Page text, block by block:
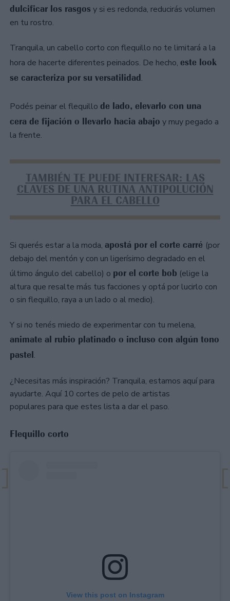
dulcificar los rasgos y si es redonda, reducirás volumen
en tu rostro.
Tranquila, un cabello corto con flequillo no te limitará a la
hora de hacerte diferentes peinados. De hecho, este look
se caracteriza por su versatilidad.
Podés peinar el flequillo de lado, elevarlo con una
cera de fijación o llevarlo hacia abajo y muy pegado a
la frente.
TAMBIÉN TE PUEDE INTERESAR: LAS
CLAVES DE UNA RUTINA ANTIPOLUCIÓN
PARA EL CABELLO
Si querés estar a la moda, apostá por el corte carré (por
debajo del mentón y con un ligerísimo degradado en el
último ángulo del cabello) o por el corte bob (elige la
altura que resalte más tus facciones y optá por lucirlo con
o sin flequillo, raya a un lado o al medio).
Y si no tenés miedo de experimentar con tu melena,
animate al rubio platinado o incluso con algún tono
pastel.
¿Necesitas más inspiración? Tranquila, estamos aquí para
ayudarte. Aquí 10 cortes de pelo de artistas
populares para que estes lista a dar el paso.
Flequillo corto
View this post on Instagram